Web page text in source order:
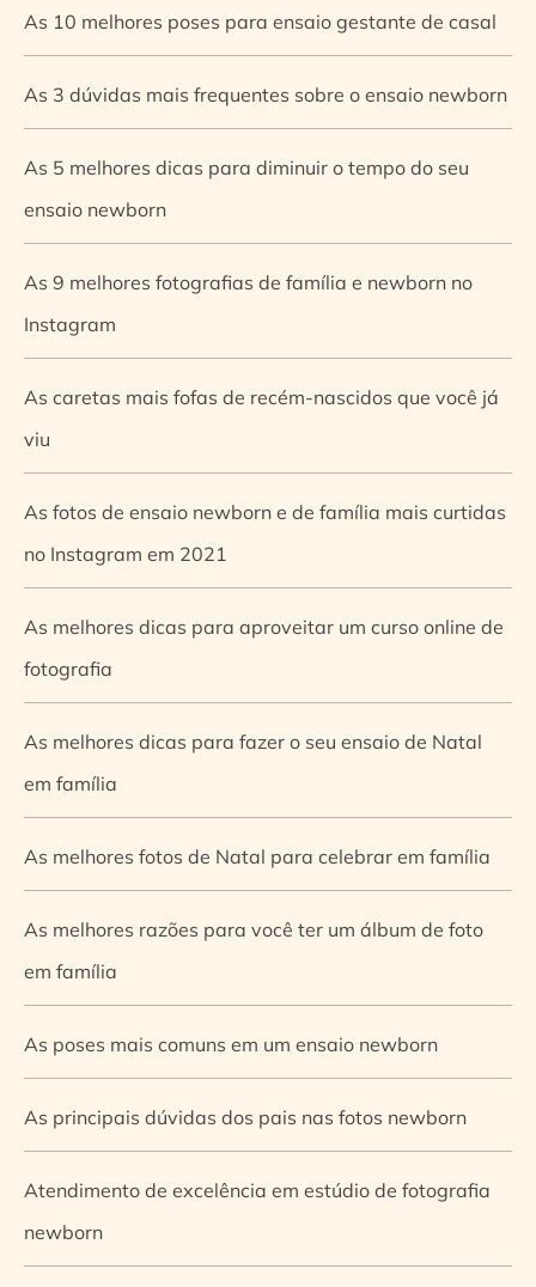
As 10 melhores poses para ensaio gestante de casal
As 3 dúvidas mais frequentes sobre o ensaio newborn
As 5 melhores dicas para diminuir o tempo do seu
ensaio newborn
As 9 melhores fotografias de família e newborn no
Instagram
As caretas mais fofas de recém-nascidos que você já
viu
As fotos de ensaio newborn e de família mais curtidas
no Instagram em 2021
As melhores dicas para aproveitar um curso online de
fotografia
As melhores dicas para fazer o seu ensaio de Natal
em família
As melhores fotos de Natal para celebrar em família
As melhores razões para você ter um álbum de foto
em família
As poses mais comuns em um ensaio newborn
As principais dúvidas dos pais nas fotos newborn
Atendimento de excelência em estúdio de fotografia
newborn